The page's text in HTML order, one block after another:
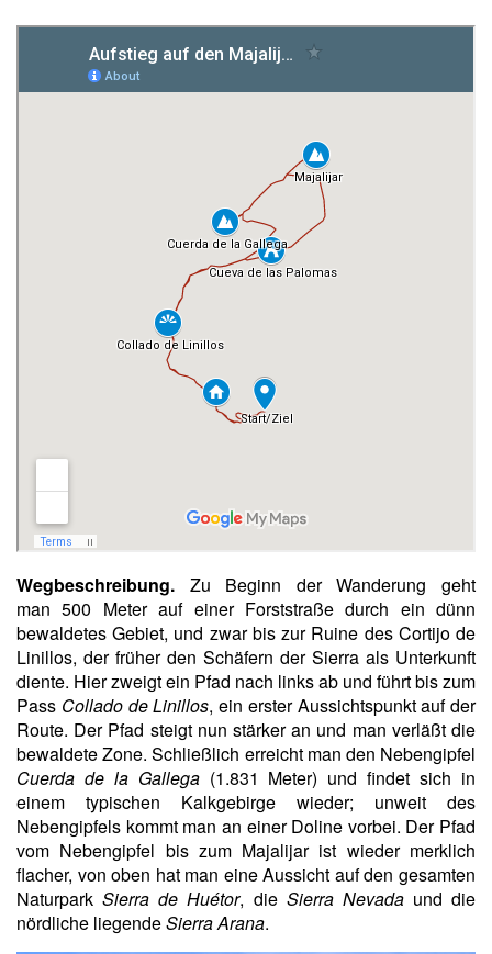
Wegbeschreibung. Zu Beginn der Wanderung geht
man 500 Meter auf einer Forststraße durch ein dünn
bewaldetes Gebiet, und zwar bis zur Ruine des Cortijo de
Linillos, der früher den Schäfern der Sierra als Unterkunft
diente. Hier zweigt ein Pfad nach links ab und führt bis zum
Pass Collado de Linillos, ein erster Aussichtspunkt auf der
Route. Der Pfad steigt nun stärker an und man verläßt die
bewaldete Zone. Schließlich erreicht man den Nebengipfel
Cuerda de la Gallega(1.831 Meter) und findet sich in
einem typischen Kalkgebirge wieder; unweit des
Nebengipfels kommt man an einer Doline vorbei. Der Pfad
vom Nebengipfel bis zum Majalijar ist wieder merklich
flacher, von oben hat man eine Aussicht auf den gesamten
NaturparkSierra de Huétor, die Sierra Nevadaund die
nördliche liegendeSierra Arana.